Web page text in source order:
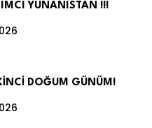
YUNANISTAN !!!
DOĞUM GÜNÜM!